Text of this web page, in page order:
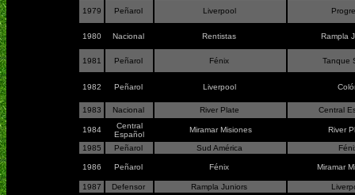
1979 Peñarol Liverpool
1980 Nacional Rentistas Rampla
1981 Peñarol Fénix Tanque
1982 Peñarol Liverpool
1983 Nacional River Plate Central
1984
Central
Español
Miramar Misiones River
1985 Peñarol Sud América
1986 Peñarol Fénix Miramar
1987 Defensor Rampla Juniors